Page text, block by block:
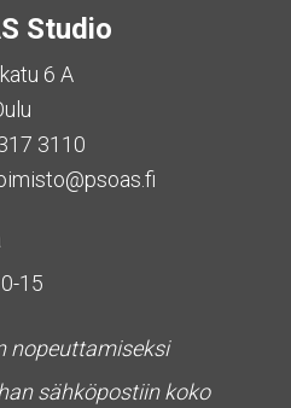
Studio
6 A
3110
15
nopeuttamiseksi
sähköpostiin koko